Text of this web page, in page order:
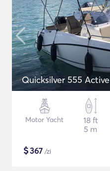
Quicksilver 555 Active
Motor Yacht
18 ft
5 m
$367 /zi